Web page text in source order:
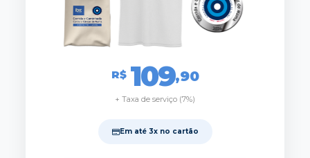
R$ 109,90
+ Taxa de serviço (7%)
Em até 3x no cartão